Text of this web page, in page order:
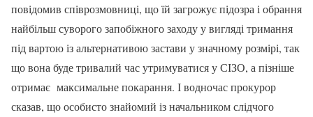
повідомив співрозмовниці, що їй загрожує підозра і обрання
найбільш суворого запобіжного заходу у вигляді тримання
під вартою із альтернативою застави у значному розмірі, так
що вона буде тривалий час утримуватися у СІЗО, а пізніше
отримає максимальне покарання. І водночас прокурор
сказав, що особисто знайомий із начальником слідчого